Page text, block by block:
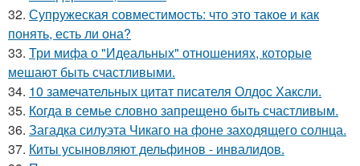
32. Супружеская совместимость: что это такое и как
понять, есть ли она?
33. Три мифа о "Идеальных" отношениях, которые
мешают быть счастливыми.
34. 10 замечательных цитат писателя Олдос Хаксли.
35. Когда в семье словно запрещено быть счастливым.
36. Загадка силуэта Чикаго на фоне заходящего солнца.
37. Киты усыновляют дельфинов - инвалидов.